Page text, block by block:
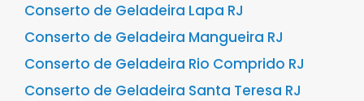
Conserto de Geladeira Lapa RJ
Conserto de Geladeira Mangueira RJ
Conserto de Geladeira Rio Comprido RJ
Conserto de Geladeira Santa Teresa RJ